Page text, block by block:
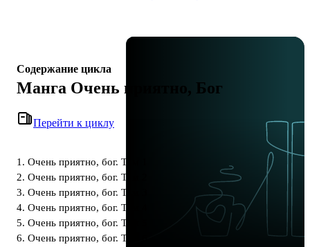
Содержание цикла
Манга Очень приятно, Бог
Перейти к циклу
1. Очень приятно, бог. Том 1
2. Очень приятно, бог. Том 2
3. Очень приятно, бог. Том 3
4. Очень приятно, бог. Том 4
5. Очень приятно, бог. Том 5
6. Очень приятно, бог. Том 6